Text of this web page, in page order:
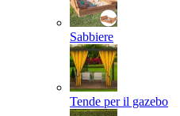
Sabbiere
Tende per il gazebo